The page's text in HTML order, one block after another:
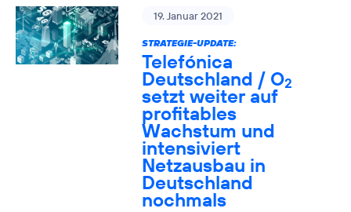
19. Januar 2021
STRATEGIE-UPDATE:
Telefónica
Deutschland / O2
setzt weiter auf
profitables
Wachstum und
intensiviert
Netzausbau in
Deutschland
nochmals